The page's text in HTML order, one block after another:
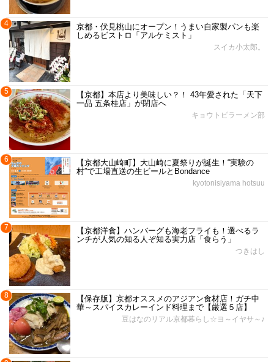
4
京都・伏見桃山にオープン！うまい自家製パンも楽
しめるビストロ「アルケミスト」
スイカ小太郎。
5
【京都】本店より美味しい？！ 43年愛された「天下
一品 五条桂店」が閉店へ
キョウトピラーメン部
6
【京都大山崎町】大山崎に夏祭りが誕生！“実験の
村”で工場直送の生ビールとBondance
kyotonisiyama hotsuu
7
【京都洋食】ハンバーグも海老フライも！選べるラ
ンチが人気の知る人ぞ知る実力店「食らう」
つきはし
8
【保存版】京都オススメのアジアン食材店！ガチ中
華～スパイスカレーインド料理まで【厳選５店】
豆はなのリアル京都暮らし☆ヨ～イヤサ～♪